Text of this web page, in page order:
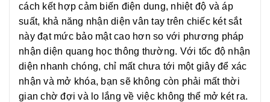
cách kết hợp cảm biến điện dung, nhiệt độ và áp
suất, khả năng nhận diện vân tay trên chiếc két sắt
này đạt mức bảo mật cao hơn so với phương pháp
nhận diện quang học thông thường. Với tốc độ nhận
diện nhanh chóng, chỉ mất chưa tới một giây để xác
nhận và mở khóa, bạn sẽ không còn phải mất thời
gian chờ đợi và lo lắng về việc không thể mở két ra.